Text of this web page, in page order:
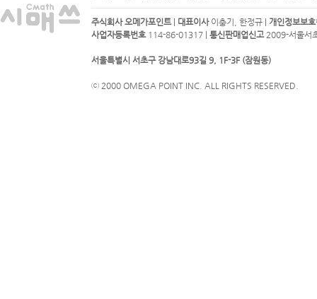
주식회사 오메가포인트| 대표이사이충기, 한정규 | 개인정보보
사업자등록번호114-86-01317 | 통신판매업신고2009-서울서
서울특별시 서초구 강남대로93길 9, 1F-3F (잠원동)
ⓒ 2000 OMEGA POINT INC. ALL RIGHTS RESERVED.